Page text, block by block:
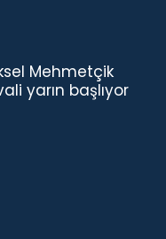
Mehmetçik
yarın başlıyor